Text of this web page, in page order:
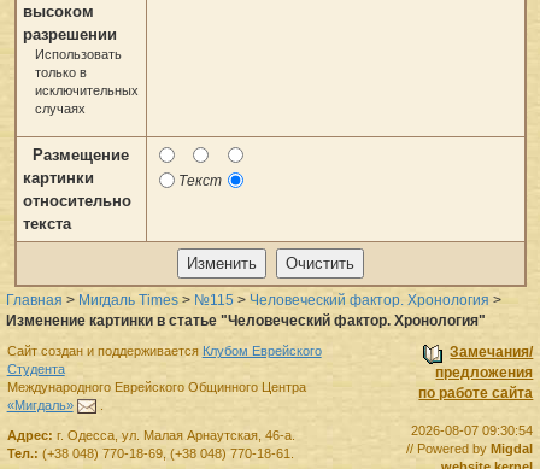
высоком
разрешении
Использовать
только в
исключительных
случаях
Размещение
картинки
относительно
текста
Текст
Главная > Мигдаль Times > №115 > Человеческий фактор. Хронология >
Изменение картинки в статье "Человеческий фактор. Хронология"
Замечания/
предложения
по работе сайта
2026-08-07 09:30:54
// Powered by Migdal
Сайт создан и поддерживается Клубом Еврейского
Студента
Международного Еврейского Общинного Центра
«Мигдаль»
Адрес: г. Одесса, ул. Малая Арнаутская, 46-а.
Тел.: (+38 048) 770-18-69, (+38 048) 770-18-61